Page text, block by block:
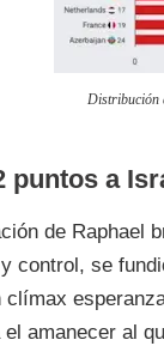
Distribución
puntos a
de Raphael
control, se
clímax
el amanecer al